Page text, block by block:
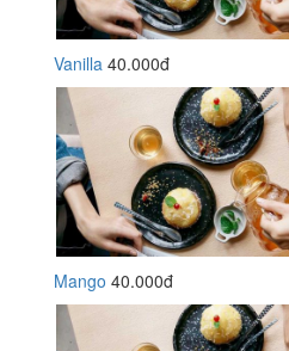
Vanilla 40.000đ
Mango 40.000đ